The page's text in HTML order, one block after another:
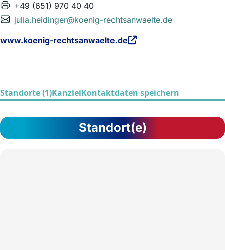
+49 (651) 970 40 40
julia.heidinger@koenig-rechtsanwaelte.de
www.koenig-rechtsanwaelte.de
Standorte (1)KanzleiKontaktdaten speichern
Standort(e)